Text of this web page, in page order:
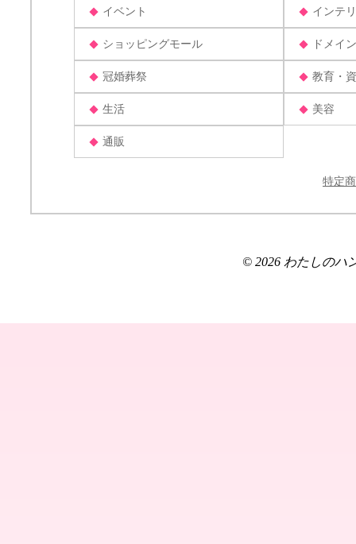
イベント インテ
ショッピングモール ドメイン
冠婚葬祭 教育・
生活 美容
通販
特定
© 2026 わたしのハ